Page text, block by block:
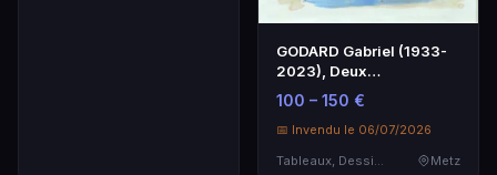
GODARD Gabriel (1933-
2023), Deux
personnages, gouache
sur pa…
100 – 150 €
📅 Invendu le 06/07/2026
Tableaux, Dessins & Estampes
Metz